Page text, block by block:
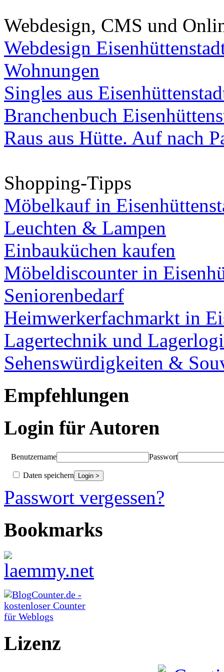
Webdesign, CMS und
Webdesign
Wohnungen
Singles aus
Branchenbuch
Raus aus Hütte. Auf nach
Shopping-Tipps
Möbelkauf in
Leuchten & Lampen
Einbauküchen kaufen
Möbeldiscounter in
Seniorenbedarf
Heimwerkerfachmarkt in
Lagertechnik und
Sehenswürdigkeiten &
Empfehlungen
Login für Autoren
Benutzername Passwort
Daten speichern
Passwort vergessen?
Bookmarks
Lizenz